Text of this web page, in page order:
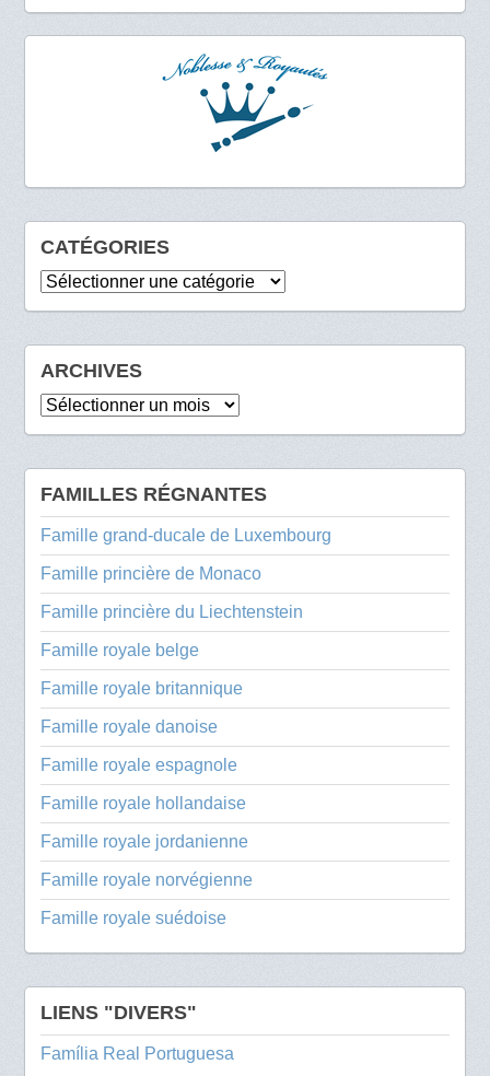
CATÉGORIES
Catégories
ARCHIVES
Archives
FAMILLES RÉGNANTES
Famille grand-ducale de Luxembourg
Famille princière de Monaco
Famille princière du Liechtenstein
Famille royale belge
Famille royale britannique
Famille royale danoise
Famille royale espagnole
Famille royale hollandaise
Famille royale jordanienne
Famille royale norvégienne
Famille royale suédoise
LIENS "DIVERS"
Família Real Portuguesa